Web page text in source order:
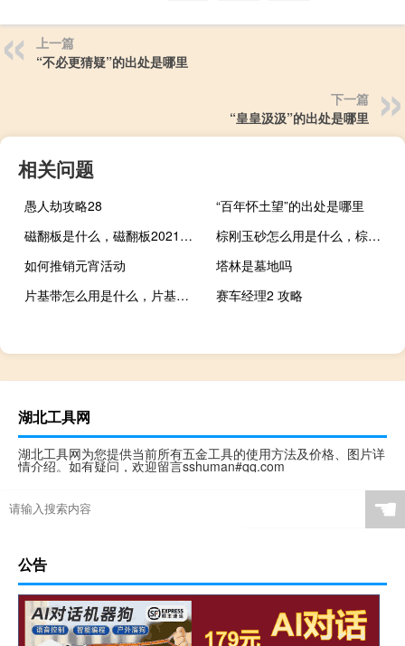
上一篇
“不必更猜疑”的出处是哪里
下一篇
“皇皇汲汲”的出处是哪里
相关问题
愚人劫攻略28
“百年怀土望”的出处是哪里
磁翻板是什么，磁翻板2021价格和图文详情
棕刚玉砂怎么用是什么，棕刚玉砂怎么用2021价格和图文详情
如何推销元宵活动
塔林是墓地吗
片基带怎么用是什么，片基带怎么用2021价格和图文详情
赛车经理2 攻略
湖北工具网
湖北工具网为您提供当前所有五金工具的使用方法及价格、图片详
情介绍。如有疑问，欢迎留言sshuman#qq.com
☚
公告